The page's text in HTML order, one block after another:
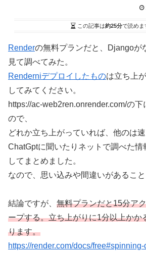
この記事は約25分で読めま
Renderの無料プランだと、Djangoが
見て調べてみた。
Renderniデプロイしたものは立ち上
してみてください。
https://ac-web2ren.onrender.com/の
ので、
どれか立ち上がっていれば、他のは
ChatGptに聞いたりネットで調べた情
してまとめました。
なので、思い込みや間違いがあること
結論ですが、 無料プランだと15分ア
ープする。立ち上がりに1分以上かか
ります。
https://render.com/docs/